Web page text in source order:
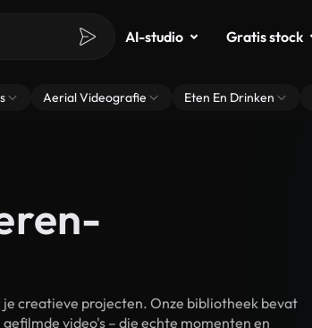
AI-studio Gratis stock
Aerial Videografie Eten En Drinken
creatieve projecten. Onze bibliotheek bevat
video's – die echte momenten en